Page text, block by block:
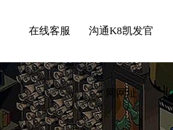
在线客服 沟通K8凯发官
网网址